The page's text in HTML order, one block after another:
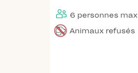
6 personnes max
Animaux refusés